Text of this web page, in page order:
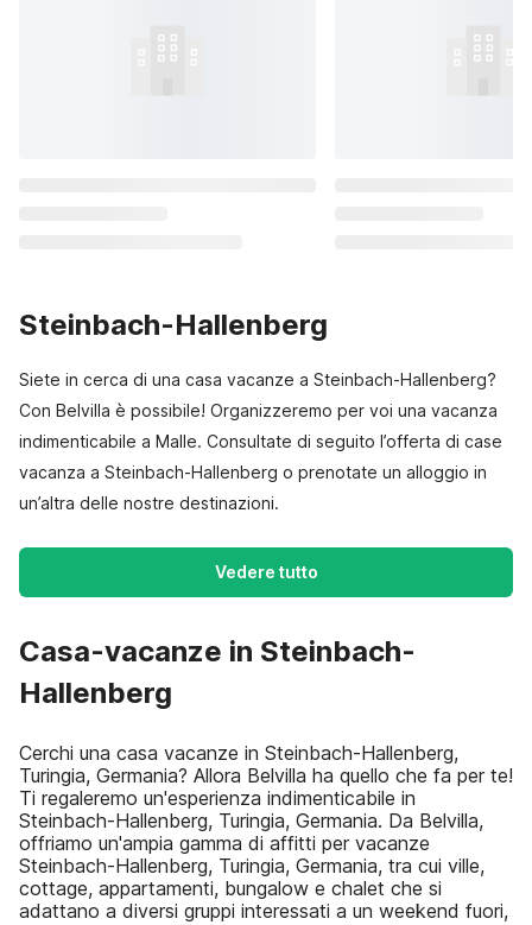
Steinbach-Hallenberg
Siete in cerca di una casa vacanze a Steinbach-Hallenberg?
Con Belvilla è possibile! Organizzeremo per voi una vacanza
indimenticabile a Malle. Consultate di seguito l’offerta di case
vacanza a Steinbach-Hallenberg o prenotate un alloggio in
un’altra delle nostre destinazioni.
Vedere tutto
Casa-vacanze in Steinbach-
Hallenberg
Cerchi una casa vacanze in Steinbach-Hallenberg,
Turingia, Germania? Allora Belvilla ha quello che fa per te!
Ti regaleremo un'esperienza indimenticabile in
Steinbach-Hallenberg, Turingia, Germania. Da Belvilla,
offriamo un'ampia gamma di affitti per vacanze
Steinbach-Hallenberg, Turingia, Germania, tra cui ville,
cottage, appartamenti, bungalow e chalet che si
adattano a diversi gruppi interessati a un weekend fuori,